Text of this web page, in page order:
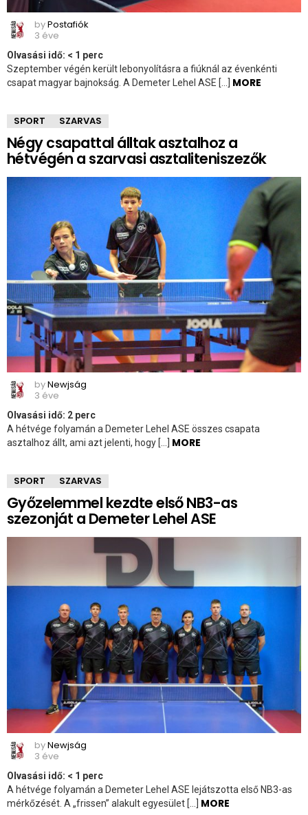
byPostafiók
3 éve
Olvasási idő: < 1 perc
Szeptember végén került lebonyolításra a fiúknál az évenkénti
csapat magyar bajnokság. A Demeter Lehel ASE […] MORE
SPORT SZARVAS
Négy csapattal álltak asztalhoz a
hétvégén a szarvasi asztaliteniszezők
byNewjság
3 éve
Olvasási idő: 2 perc
A hétvége folyamán a Demeter Lehel ASE összes csapata
asztalhoz állt, ami azt jelenti, hogy […] MORE
SPORT SZARVAS
Győzelemmel kezdte első NB3-as
szezonját a Demeter Lehel ASE
byNewjság
3 éve
Olvasási idő: < 1 perc
A hétvége folyamán a Demeter Lehel ASE lejátszotta első NB3-as
mérkőzését. A „frissen” alakult egyesület […] MORE